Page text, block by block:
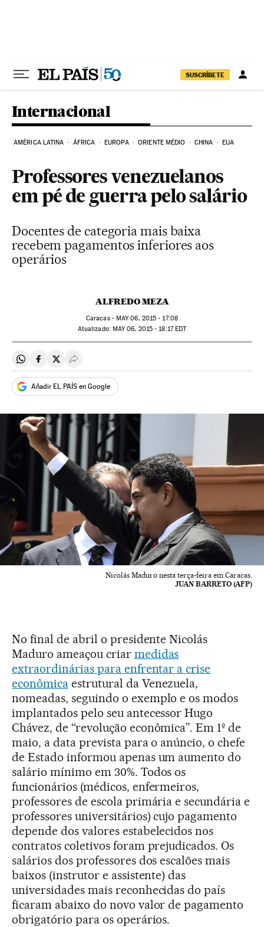
SUSCRÍBETE
Internacional
AMÉRICA LATINA ÁFRICA EUROPA ORIENTE MÉDIO CHINA EUA
Professores venezuelanos
em pé de guerra pelo salário
Docentes de categoria mais baixa
recebem pagamentos inferiores aos
operários
ALFREDO MEZA
Caracas - MAY06, 2015 - 17:08
atualizado: MAY06, 2015 - 18:17EDT
Compartir en Whatsapp
Compartir en Facebook
Compartir en Twitter
Desplegar Redes Sociales
Añadir EL PAÍS en Google
Nicolás Maduro nesta terça-feira em Caracas.
JUAN BARRETO (AFP)
No final de abril o presidente Nicolás
Maduro ameaçou criar medidas
extraordinárias para enfrentar a crise
econômicaestrutural da Venezuela,
nomeadas, seguindo o exemplo e os modos
implantados pelo seu antecessor Hugo
Chávez, de “revolução econômica”. Em 1º de
maio, a data prevista para o anúncio, o chefe
de Estado informou apenas um aumento do
salário mínimo em 30%. Todos os
funcionários (médicos, enfermeiros,
professores de escola primária e secundária e
professores universitários) cujo pagamento
depende dos valores estabelecidos nos
contratos coletivos foram prejudicados. Os
salários dos professores dos escalões mais
baixos (instrutor e assistente) das
universidades mais reconhecidas do país
ficaram abaixo do novo valor de pagamento
obrigatório para os operários.